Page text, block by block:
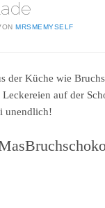
MRSMEMYSELF
der Küche wie
auf der
unendlich!